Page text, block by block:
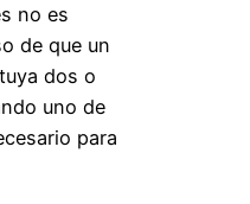
no es
de que un
dos o
uno de
para